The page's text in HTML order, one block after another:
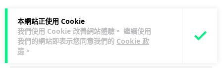
本網站正使用 Cookie
我們使用 Cookie 改善網站體驗。 繼續使用
我們的網站即表示您同意我們的 Cookie 政
策 。
科技娛樂 科技新聞
duncan